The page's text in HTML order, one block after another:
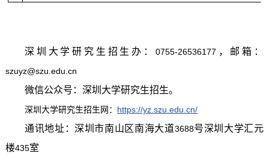
深圳大学研究生招生办： 0755-26536177 ，邮箱：
szuyz@szu.edu.cn
微信公众号：深圳大学研究生招生。
深圳大学研究生招生网： https://yz.szu.edu.cn/
通讯地址：深圳市南山区南海大道3688号深圳大学汇元
楼435室